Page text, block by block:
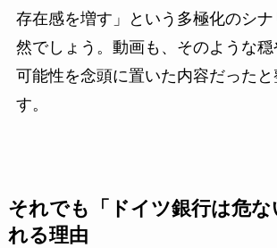
存在感を増す」という多極化のシナ
然でしょう。動画も、そのような
可能性を念頭に置いた内容だったと
す。
それでも「ドイツ銀行は危な
れる理由